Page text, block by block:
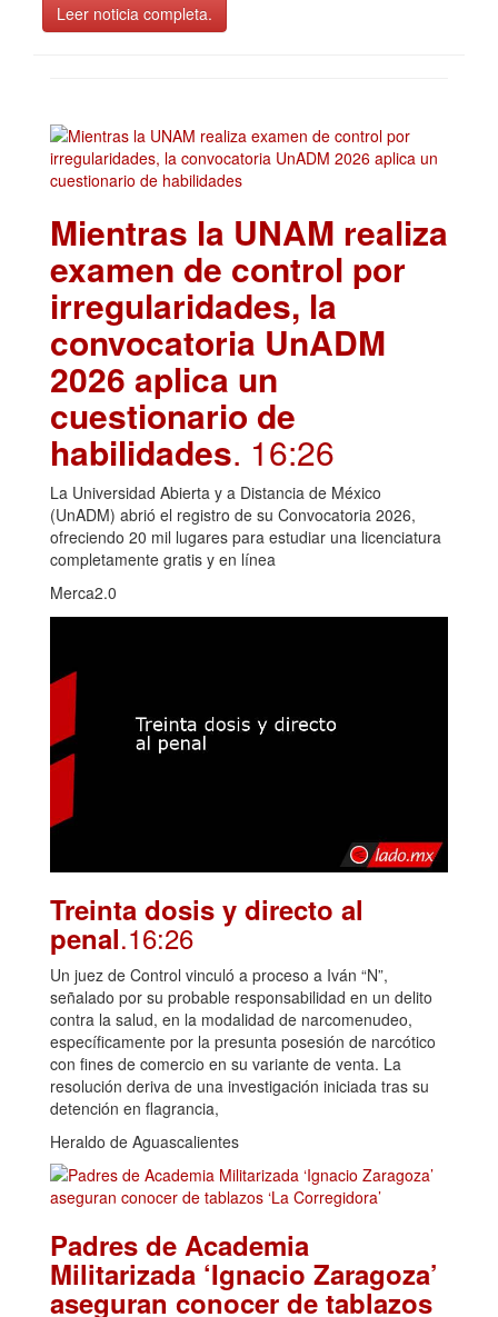
Leer noticia completa.
Mientras la UNAM realiza
examen de control por
irregularidades, la
convocatoria UnADM
2026 aplica un
cuestionario de
habilidades. 16:26
La Universidad Abierta y a Distancia de México
(UnADM) abrió el registro de su Convocatoria 2026,
ofreciendo 20 mil lugares para estudiar una licenciatura
completamente gratis y en línea
Merca2.0
Treinta dosis y directo al
penal.16:26
Un juez de Control vinculó a proceso a Iván “N”,
señalado por su probable responsabilidad en un delito
contra la salud, en la modalidad de narcomenudeo,
específicamente por la presunta posesión de narcótico
con fines de comercio en su variante de venta. La
resolución deriva de una investigación iniciada tras su
detención en flagrancia,
Heraldo de Aguascalientes
Padres de Academia
Militarizada ‘Ignacio Zaragoza’
aseguran conocer de tablazos